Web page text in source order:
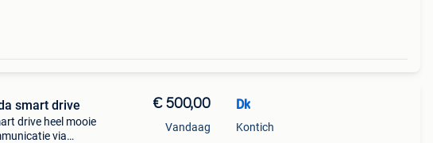
smart drive
drive heel mooie
via
€ 500,00
Vandaag
Dk
Kontich